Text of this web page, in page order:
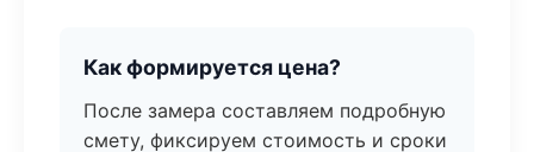
Как формируется цена?
После замера составляем подробную
смету, фиксируем стоимость и сроки